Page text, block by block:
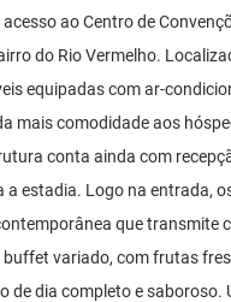
ao Centro de
do Rio Vermelho.
equipadas com ar-
mais comodidade aos
conta ainda com
estadia. Logo na entrada,
que transmite
variado, com frutas
de dia completo e